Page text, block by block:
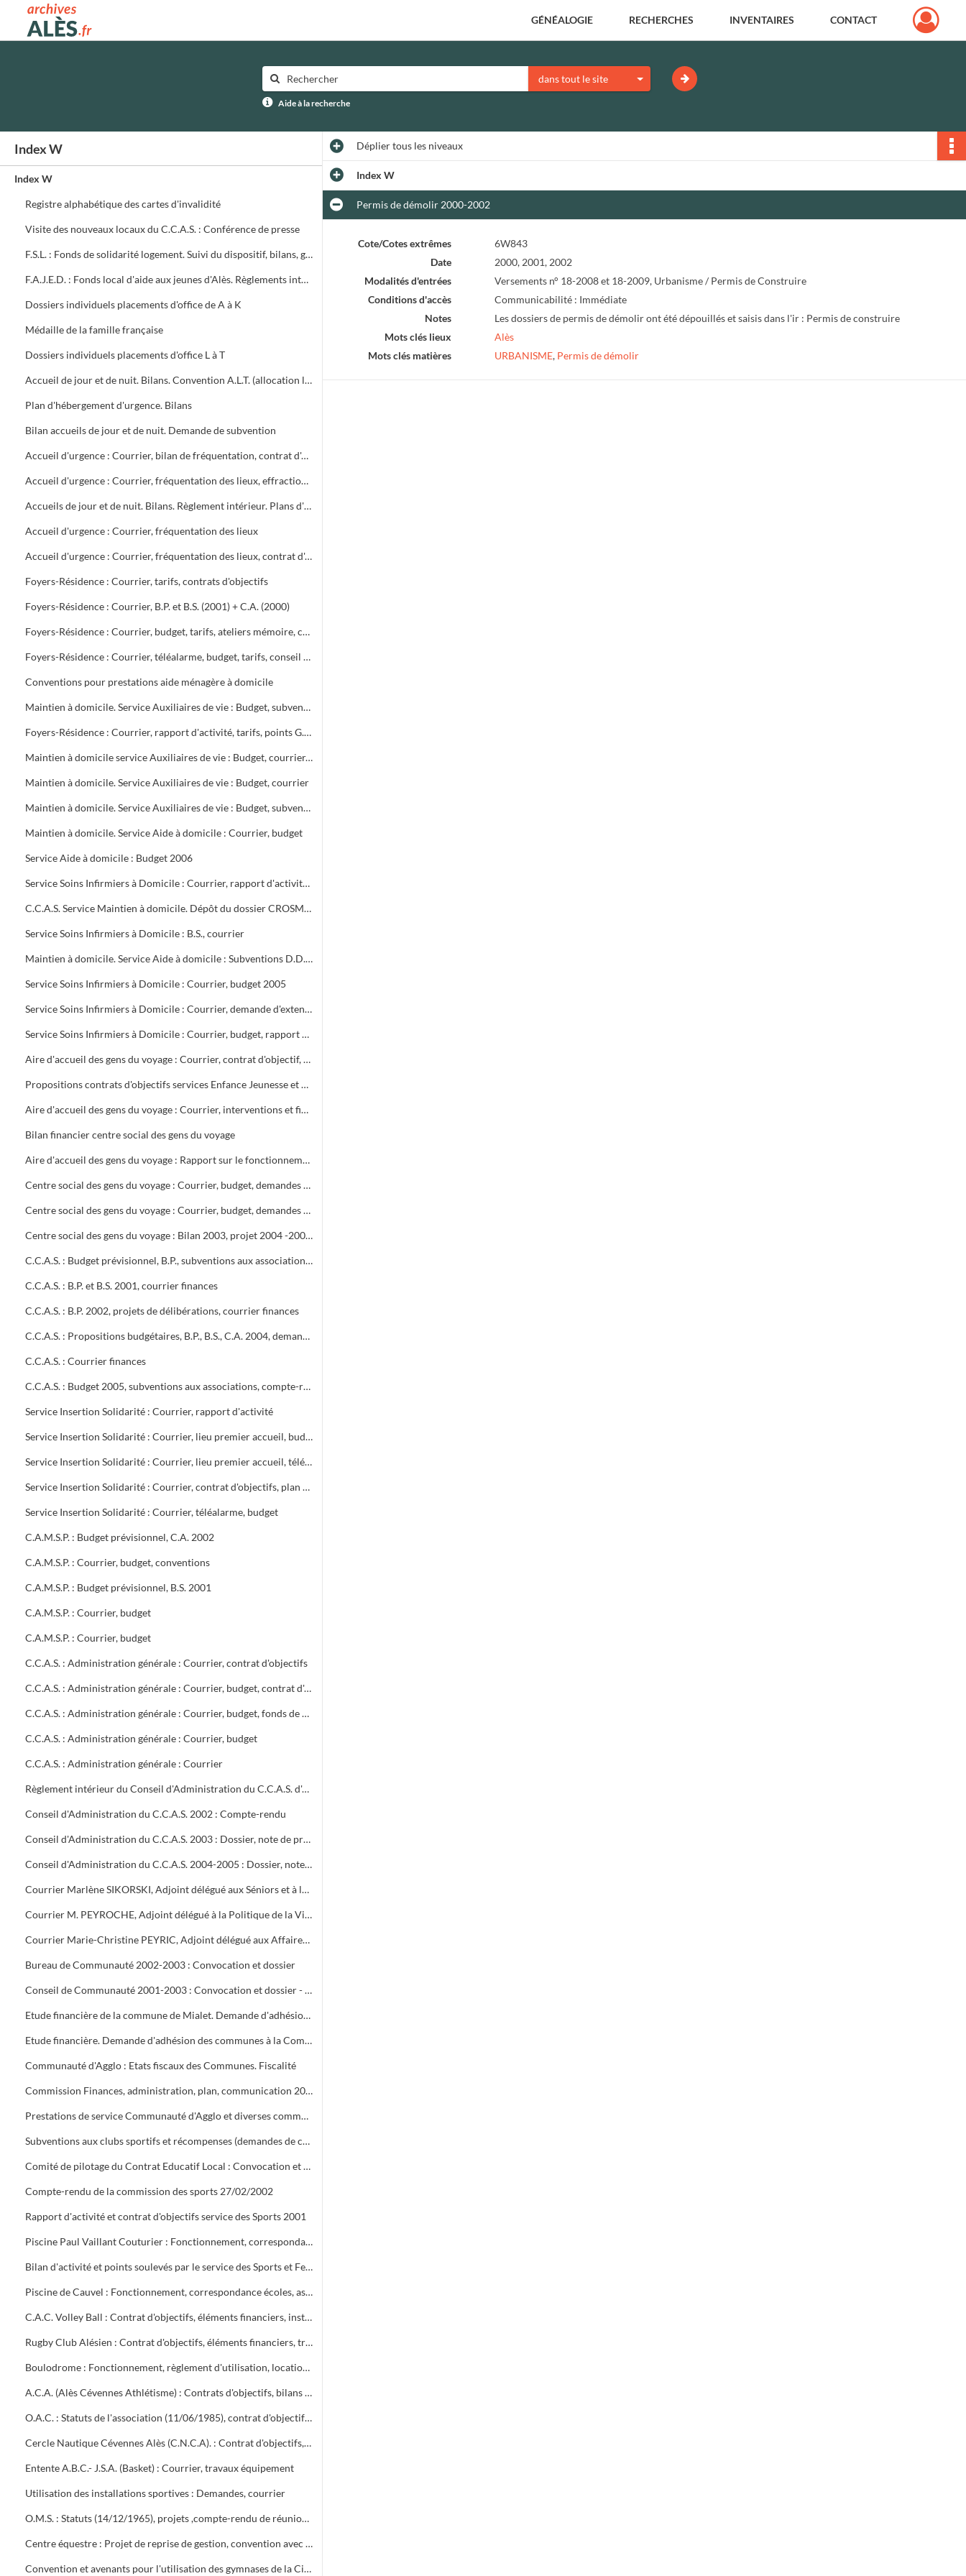
Archives municipales d'Alès GÉNÉALOGIE RECHERCHES INVENTAIRES CONTACT
dans tout le site
Aide à la recherche
Index W
Index W
Registre alphabétique des cartes d'invalidité
Visite des nouveaux locaux du C.C.A.S. : Conférence de presse
F.S.L. : Fonds de solidarité logement. Suivi du dispositif, bilans, groupe de travail
F.A.J.E.D. : Fonds local d'aide aux jeunes d'Alès. Règlements intérieurs, textes, bilan des commissions
Dossiers individuels placements d'office de A à K
Médaille de la famille française
Dossiers individuels placements d'office L à T
Accueil de jour et de nuit. Bilans. Convention A.L.T. (allocation logement temporaire). Projet d'hôtel social (résidence les Volubilis)
Plan d'hébergement d'urgence. Bilans
Bilan accueils de jour et de nuit. Demande de subvention
Accueil d'urgence : Courrier, bilan de fréquentation, contrat d'objectif, budget
Accueil d'urgence : Courrier, fréquentation des lieux, effractions diverses, budget
Accueils de jour et de nuit. Bilans. Règlement intérieur. Plans d'hébergement d'urgence
Accueil d'urgence : Courrier, fréquentation des lieux
Accueil d'urgence : Courrier, fréquentation des lieux, contrat d'objectif
Foyers-Résidence : Courrier, tarifs, contrats d'objectifs
Foyers-Résidence : Courrier, B.P. et B.S. (2001) + C.A. (2000)
Foyers-Résidence : Courrier, budget, tarifs, ateliers mémoire, convention H.L.M. projet de rénovation
Foyers-Résidence : Courrier, téléalarme, budget, tarifs, conseil de vie sociale, état des résidents et du personnel, contrat d'objectifs, Points G.I.R., G.I.P. sanitaire alésien
Conventions pour prestations aide ménagère à domicile
Maintien à domicile. Service Auxiliaires de vie : Budget, subventions, courrier
Foyers-Résidence : Courrier, rapport d'activité, tarifs, points G.I.R., conventions G.I.P.
Maintien à domicile service Auxiliaires de vie : Budget, courrier, rapport d'activité
Maintien à domicile. Service Auxiliaires de vie : Budget, courrier
Maintien à domicile. Service Auxiliaires de vie : Budget, subventions D.D.A.S.S., contrôle URSSAF, fonds de modernisation, courrier
Maintien à domicile. Service Aide à domicile : Courrier, budget
Service Aide à domicile : Budget 2006
Service Soins Infirmiers à Domicile : Courrier, rapport d'activité, proposition de contrat d'objectifs, planning quotidien des agents
C.C.A.S. Service Maintien à domicile. Dépôt du dossier CROSMS (plaquette explicative)
Service Soins Infirmiers à Domicile : B.S., courrier
Maintien à domicile. Service Aide à domicile : Subventions D.D.A.S.S.S. - Courrier Caisse Maladie, Préfecture D.D.T.E.F.P., évolutions juridiques et statutaires
Service Soins Infirmiers à Domicile : Courrier, budget 2005
Service Soins Infirmiers à Domicile : Courrier, demande d'extension de 5 lits supplémentaires
Service Soins Infirmiers à Domicile : Courrier, budget, rapport d'inspection des S.S.I.A.D. du bassin alésien et rapport contradictoire
Aire d'accueil des gens du voyage : Courrier, contrat d'objectif, adultes relai, convention avec l'Etat, notes de service
Propositions contrats d'objectifs services Enfance Jeunesse et Hygiène Santé
Aire d'accueil des gens du voyage : Courrier, interventions et fin de contrat de gardiennage de Pro Sécurité, notes de service
Bilan financier centre social des gens du voyage
Aire d'accueil des gens du voyage : Rapport sur le fonctionnement interne, budget, tarifs, remise en état des bâtiments, textes
Centre social des gens du voyage : Courrier, budget, demandes de subventions, contrat d'objectifs. Etude d'Anne Françoise VOLPINI (juillet 2005) : « Atouts et difficultés d'insertion professionnelle des tsiganes sur Alès et Saint-Christol lez Alès »
Centre social des gens du voyage : Courrier, budget, demandes de subventions
Centre social des gens du voyage : Bilan 2003, projet 2004 -2007. Courrier, notes de service, demandes de subventions, bilan financier 2003
C.C.A.S. : Budget prévisionnel, B.P., subventions aux associations, courrier, C.A. 2003
C.C.A.S. : B.P. et B.S. 2001, courrier finances
C.C.A.S. : B.P. 2002, projets de délibérations, courrier finances
C.C.A.S. : Propositions budgétaires, B.P., B.S., C.A. 2004, demandes de subventions
C.C.A.S. : Courrier finances
C.C.A.S. : Budget 2005, subventions aux associations, compte-rendu des réunions hebdomadaires entre Frédéric Jouve, Directeur Général Adjoint et le responsable financier du C.C.A.S
Service Insertion Solidarité : Courrier, rapport d'activité
Service Insertion Solidarité : Courrier, lieu premier accueil, budget, contrat d'objectifs, C.M.U., forum retraite, makheton, coupures d'eau
Service Insertion Solidarité : Courrier, lieu premier accueil, télé alarme, chèques multiservices SODEXHO, forum retraite, markethon, coupures d'eau
Service Insertion Solidarité : Courrier, contrat d'objectifs, plan départemental d'insertion, C.M.U.
Service Insertion Solidarité : Courrier, téléalarme, budget
C.A.M.S.P. : Budget prévisionnel, C.A. 2002
C.A.M.S.P. : Courrier, budget, conventions
C.A.M.S.P. : Budget prévisionnel, B.S. 2001
C.A.M.S.P. : Courrier, budget
C.A.M.S.P. : Courrier, budget
C.C.A.S. : Administration générale : Courrier, contrat d'objectifs
C.C.A.S. : Administration générale : Courrier, budget, contrat d'objectifs
C.C.A.S. : Administration générale : Courrier, budget, fonds de modernisation de l'aide à domicile des personnes agées
C.C.A.S. : Administration générale : Courrier, budget
C.C.A.S. : Administration générale : Courrier
Règlement intérieur du Conseil d'Administration du C.C.A.S. d'Alès
Conseil d'Administration du C.C.A.S. 2002 : Compte-rendu
Conseil d'Administration du C.C.A.S. 2003 : Dossier, note de présentation de l'ordre du jour
Conseil d'Administration du C.C.A.S. 2004-2005 : Dossier, note de présentation de l'ordre du jour
Courrier Marlène SIKORSKI, Adjoint délégué aux Séniors et à la dépendance
Courrier M. PEYROCHE, Adjoint délégué à la Politique de la Ville
Courrier Marie-Christine PEYRIC, Adjoint délégué aux Affaires Sociales
Bureau de Communauté 2002-2003 : Convocation et dossier
Conseil de Communauté 2001-2003 : Convocation et dossier - Séance d'installation
Etude financière de la commune de Mialet. Demande d'adhésion à la Communauté d' Agglo. Statuts du « Pays Cévenol »
Etude financière. Demande d'adhésion des communes à la Communauté d'Agglo
Communauté d'Agglo : Etats fiscaux des Communes. Fiscalité
Commission Finances, administration, plan, communication 2000 : Convocation et dossier
Prestations de service Communauté d'Agglo et diverses communes : Conventions et fiches de synthèse
Subventions aux clubs sportifs et récompenses (demandes de coupes). Statuts de l'O.M.S. (14/12/1965). Inauguration de la Maison des Sports à Tamaris (21 septembre ?)
Comité de pilotage du Contrat Educatif Local : Convocation et compte rendu
Compte-rendu de la commission des sports 27/02/2002
Rapport d'activité et contrat d'objectifs service des Sports 2001
Piscine Paul Vaillant Couturier : Fonctionnement, correspondance clubs, associations, scolaires, régies, bilans, analyses d'eau, aquagym, personnel, travaux
Bilan d'activité et points soulevés par le service des Sports et Festivités en début de mandat
Piscine de Cauvel : Fonctionnement, correspondance écoles, associations, personnel, travaux
C.A.C. Volley Ball : Contrat d'objectifs, éléments financiers, installation beach volley avenue Jules Guesde
Rugby Club Alésien : Contrat d'objectifs, éléments financiers, travaux au stade, courrier
Boulodrome : Fonctionnement, règlement d'utilisation, location, courrier associations, personnel
A.C.A. (Alès Cévennes Athlétisme) : Contrats d'objectifs, bilans financiers, subventions, courrier
O.A.C. : Statuts de l'association (11/06/1985), contrat d'objectifs, éléments financiers, convention de partenariat O.A.C., Ville, Agglo, collèges Diderot et Bellevue (2003-2004), courrier
Cercle Nautique Cévennes Alès (C.N.C.A). : Contrat d'objectifs, bilans financiers, mise à disposition de personnel
Entente A.B.C.- J.S.A. (Basket) : Courrier, travaux équipement
Utilisation des installations sportives : Demandes, courrier
O.M.S. : Statuts (14/12/1965), projets ,compte-rendu de réunions Comité directeur, Assemblées Générales, subventions, convention avec la ville d'Alès
Centre équestre : Projet de reprise de gestion, convention avec le Club hippique alésien pour la location du terrain et des bâtiments, travaux (courrier)
Convention et avenants pour l'utilisation des gymnases de la Cité scolaire
Dépliertous les niveaux
Index W
Permis de démolir 2000-2002
Cote/Cotes extrêmes
6W843
Date
2000, 2001, 2002
Modalités d'entrées
Versements n° 18-2008 et 18-2009, Urbanisme / Permis de Construire
Conditions d'accès
Communicabilité : Immédiate
Notes
Les dossiers de permis de démolir ont été dépouillés et saisis dans l'ir : Permis de construire
Mots clés lieux
Alès
Mots clés matières
URBANISME, Permis de démolir